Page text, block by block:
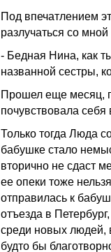
Под впечатлением
разлучаться со
- Бедная Нина, как
названной сестры,
Прошел еще месяц,
почувствовала
Только тогда Люда
бабушке стало
вторично не сдаст
ее опеки тоже
отправилась к
отъезда в
среди новых людей,
будто бы